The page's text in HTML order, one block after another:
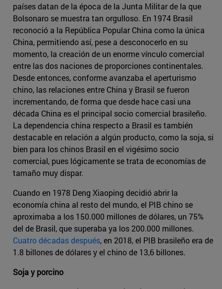
países datan de la época de la Junta Militar de la que
Bolsonaro se muestra tan orgulloso. En 1974 Brasil
reconoció a la República Popular China como la única
China, permitiendo así, pese a desconocerlo en su
momento, la creación de un enorme vínculo comercial
entre las dos naciones de proporciones continentales.
Desde entonces, conforme avanzaba el aperturismo
chino, las relaciones entre China y Brasil se fueron
incrementando, de forma que desde hace casi una
década China es el principal socio comercial brasileño.
La dependencia china respecto a Brasil es también
destacable en relación a algún producto, como la soja, si
bien para los chinos Brasil en el vigésimo socio
comercial, pues lógicamente se trata de economías de
tamaño muy dispar.
Cuando en 1978 Deng Xiaoping decidió abrir la
economía china al resto del mundo, el PIB chino se
aproximaba a los 150.000 millones de dólares, un 75%
del de Brasil, que superaba ya los 200.000 millones.
Cuatro décadas después, en 2018, el PIB brasileño era de
1.8 billones de dólares y el chino de 13,6 billones.
Soja y porcino